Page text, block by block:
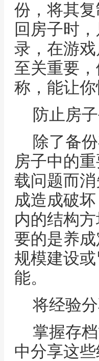
份，将其
回房子时
录，在游
至关重要
称，能让你
防止房
除了备
房子中的
载问题而
成造成破
内的结构
要的是养
规模建设
能。
将经验
掌握存
中分享这